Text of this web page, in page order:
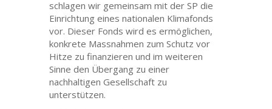
schlagen wir gemeinsam mit der SP die
Einrichtung eines nationalen Klimafonds
vor. Dieser Fonds wird es ermöglichen,
konkrete Massnahmen zum Schutz vor
Hitze zu finanzieren und im weiteren
Sinne den Übergang zu einer
nachhaltigen Gesellschaft zu
unterstützen.